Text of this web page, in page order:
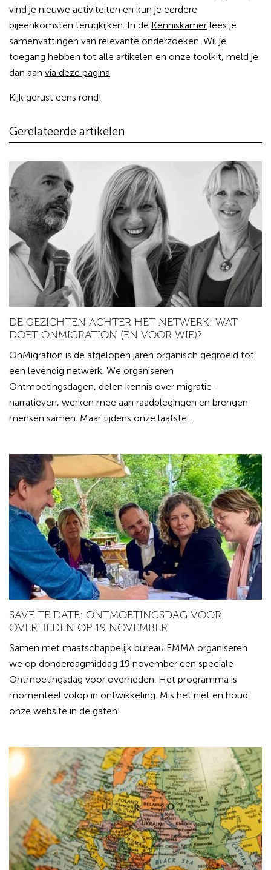
vind je nieuwe activiteiten en kun je eerdere
bijeenkomsten terugkijken. In de Kenniskamer lees je
samenvattingen van relevante onderzoeken. Wil je
toegang hebben tot alle artikelen en onze toolkit, meld je
dan aan via deze pagina.
Kijk gerust eens rond!
Gerelateerde artikelen
DE GEZICHTEN ACHTER HET NETWERK: WAT
DOET ONMIGRATION (EN VOOR WIE)?
OnMigration is de afgelopen jaren organisch gegroeid tot
een levendig netwerk. We organiseren
Ontmoetingsdagen, delen kennis over migratie-
narratieven, werken mee aan raadplegingen en brengen
mensen samen. Maar tijdens onze laatste…
SAVE TE DATE: ONTMOETINGSDAG VOOR
OVERHEDEN OP 19 NOVEMBER
Samen met maatschappelijk bureau EMMA organiseren
we op donderdagmiddag 19 november een speciale
Ontmoetingsdag voor overheden. Het programma is
momenteel volop in ontwikkeling. Mis het niet en houd
onze website in de gaten!